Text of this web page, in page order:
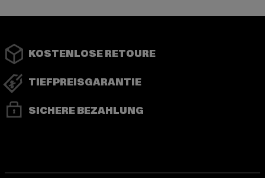
KOSTENLOSE RETOURE
TIEFPREISGARANTIE
SICHERE BEZAHLUNG